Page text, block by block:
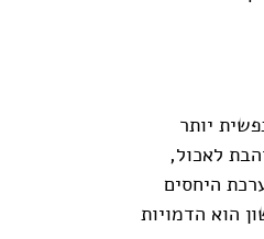
יותר
לאכול,
היחסים
הוא הדמויות